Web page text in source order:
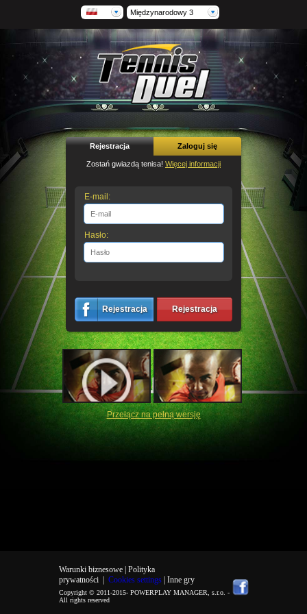
Międzynarodowy 3
Rejestracja Zaloguj się
Zostań gwiazdą tenisa! Więcej informacji
E-mail:
Hasło:
Rejestracja Rejestracja
Przełącz na pełną wersję
Warunki biznesowe | Polityka
prywatności| Cookies settings | Inne gry
Copyright © 2011-2015- POWERPLAY MANAGER, s.r.o. -
All rights reserved